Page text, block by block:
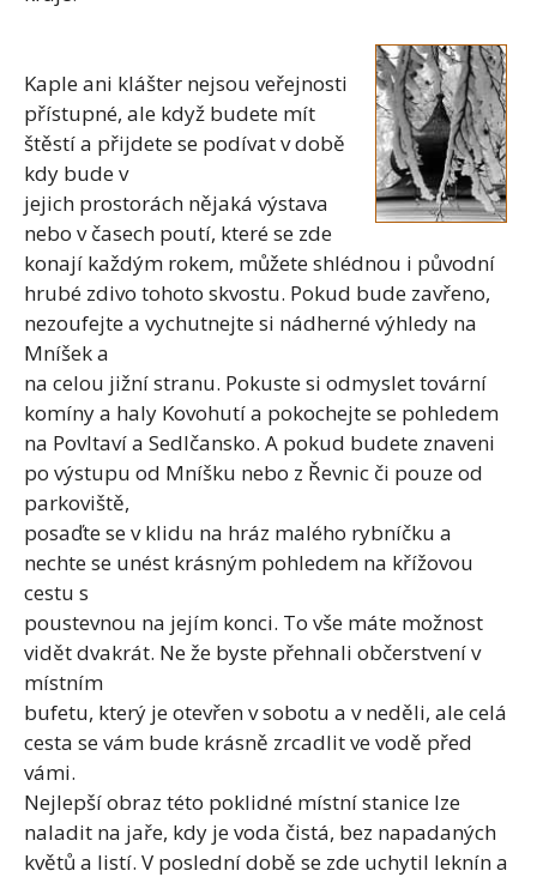
Kaple ani klášter nejsou veřejnosti
přístupné, ale když budete mít
štěstí a přijdete se podívat v době
kdy bude v
jejich prostorách nějaká výstava
nebo v časech poutí, které se zde
konají každým rokem, můžete shlédnou i původní
hrubé zdivo tohoto skvostu. Pokud bude zavřeno,
nezoufejte a vychutnejte si nádherné výhledy na
Mníšek a
na celou jižní stranu. Pokuste si odmyslet tovární
komíny a haly Kovohutí a pokochejte se pohledem
na Povltaví a Sedlčansko. A pokud budete znaveni
po výstupu od Mníšku nebo z Řevnic či pouze od
parkoviště,
posaďte se v klidu na hráz malého rybníčku a
nechte se unést krásným pohledem na křížovou
cestu s
poustevnou na jejím konci. To vše máte možnost
vidět dvakrát. Ne že byste přehnali občerstvení v
místním
bufetu, který je otevřen v sobotu a v neděli, ale celá
cesta se vám bude krásně zrcadlit ve vodě před
vámi.
Nejlepší obraz této poklidné místní stanice lze
naladit na jaře, kdy je voda čistá, bez napadaných
květů a listí. V poslední době se zde uchytil leknín a